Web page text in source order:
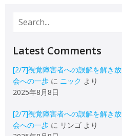
Latest Comments
[2/7]視覚障害者への誤解を解き
会への一歩 に ニック より
2025年8月8日
[2/7]視覚障害者への誤解を解き
会への一歩 に リンゴ より